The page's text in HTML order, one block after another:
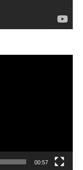
00:57